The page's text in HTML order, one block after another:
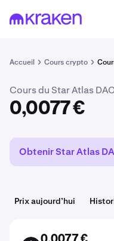
Accueil Cours crypto
0,0077 €
Cours du Star Atlas
0,0077 €
Obtenir Star Atlas
Prix aujourd’hui